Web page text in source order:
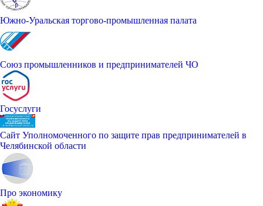
Южно-Уральская торгово-промышленная палата
Союз промышленников и предпринимателей ЧО
Госуслуги
Сайт Уполномоченного по защите прав предпринимателей в
Челябинской области
Про экономику